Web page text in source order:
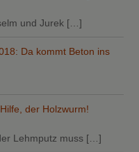
und Jurek […]
Da kommt Beton ins
der Holzwurm!
Lehmputz muss […]